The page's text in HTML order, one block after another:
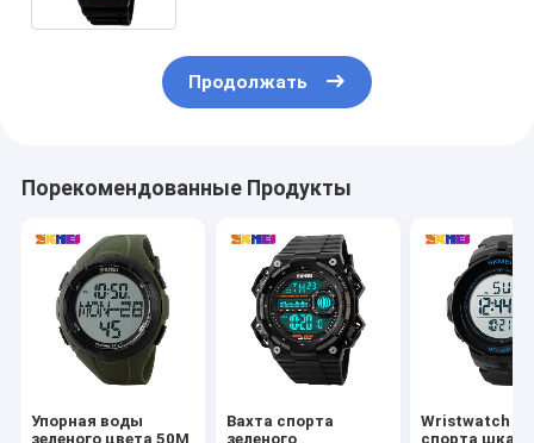
Продолжать
Порекомендованные Продукты
Упорная воды
зеленого цвета 50M
Вахта спорта
зеленого
Wristwatch
спорта